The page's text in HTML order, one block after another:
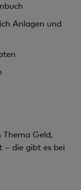
Anlagen und
Geld,
– die gibt es bei